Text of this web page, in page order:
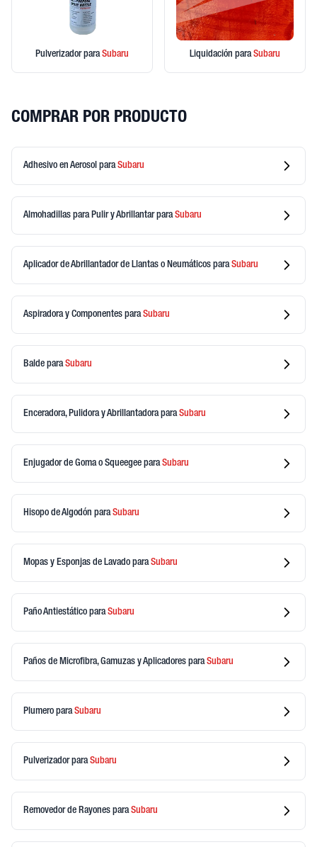
Pulverizador paraSubaru Liquidación paraSubaru
COMPRAR POR PRODUCTO
Adhesivo en Aerosol paraSubaru
Almohadillas para Pulir y AbrillantarparaSubaru
Aplicador de Abrillantador de Llantas o Neumáticos paraSubaru
Aspiradora y Componentes paraSubaru
Balde paraSubaru
Enceradora, Pulidora y AbrillantadoraparaSubaru
Enjugador de Goma o Squeegee paraSubaru
Hisopo de Algodón paraSubaru
Mopas y Esponjas de Lavado paraSubaru
Paño Antiestático paraSubaru
Paños de Microfibra, Gamuzas y Aplicadores paraSubaru
Plumero paraSubaru
PulverizadorparaSubaru
Removedor de Rayones paraSubaru